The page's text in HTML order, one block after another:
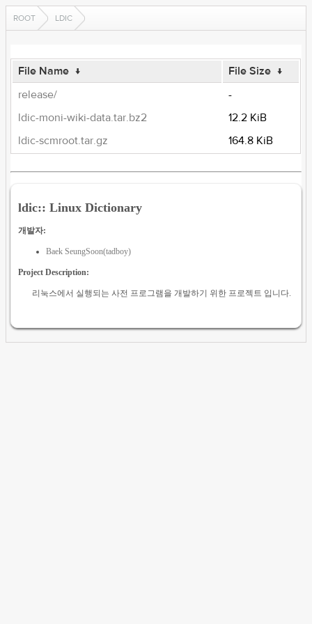
ROOT LDIC
File Name ↓ File Size ↓
release/
-
ldic-moni-wiki-data.tar.bz2
12.2 KiB
ldic-scmroot.tar.gz
164.8 KiB
ldic:: Linux Dictionary
개발자:
Baek SeungSoon(tadboy)
Project Description:
리눅스에서 실행되는 사전 프로그램을 개발하기 위한 프로젝트 입니다.